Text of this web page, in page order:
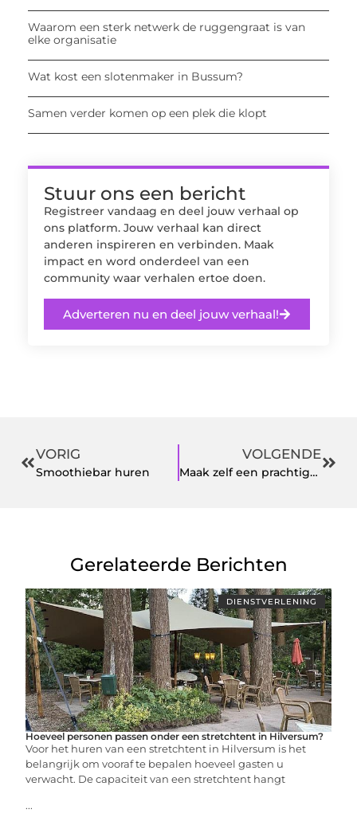
Waarom een sterk netwerk de ruggengraat is van
elke organisatie
Wat kost een slotenmaker in Bussum?
Samen verder komen op een plek die klopt
Stuur ons een bericht
Registreer vandaag en deel jouw verhaal op
ons platform. Jouw verhaal kan direct
anderen inspireren en verbinden. Maak
impact en word onderdeel van een
community waar verhalen ertoe doen.
Adverteren nu en deel jouw verhaal!
VORIG
Smoothiebar huren
VOLGENDE
Maak zelf een prachtige Douglas veranda met dit zelfbouwpakket
Gerelateerde Berichten
DIENSTVERLENING
Hoeveel personen passen onder een stretchtent in Hilversum?
Voor het huren van een stretchtent in Hilversum is het
belangrijk om vooraf te bepalen hoeveel gasten u
verwacht. De capaciteit van een stretchtent hangt
...